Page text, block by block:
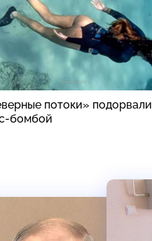
потоки» подорвали
бомбой